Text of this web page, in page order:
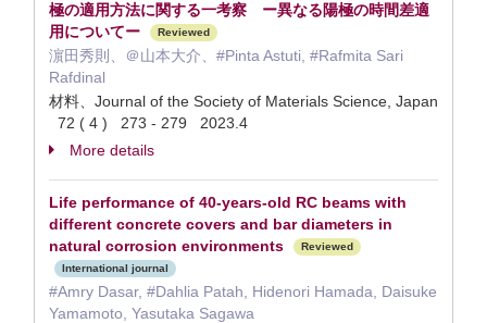
極の適用方法に関する一考察 ー異なる陽極の時間差適
用についてー
Reviewed
濵田秀則、＠山本大介、#Pinta Astuti, #Rafmita Sari
Rafdinal
材料、Journal of the Society of Materials Science, Japan
72 ( 4 ) 273 - 279 2023.4
More details
Life performance of 40-years-old RC beams with
different concrete covers and bar diameters in
natural corrosion environments
Reviewed
International journal
#Amry Dasar, #Dahlia Patah, Hidenori Hamada, Daisuke
Yamamoto, Yasutaka Sagawa